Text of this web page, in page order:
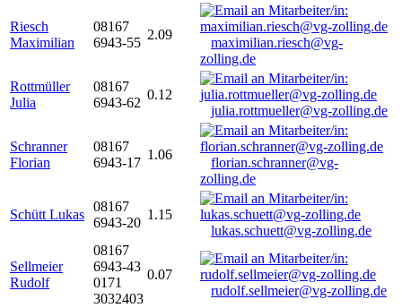
Riesch
Maximilian
08167
6943-55
2.09
maximilian.riesch@vg-
zolling.de
Rottmüller
Julia
08167
6943-62
0.12
julia.rottmueller@vg-zolling.de
Schranner
Florian
08167
6943-17
1.06
florian.schranner@vg-
zolling.de
Schütt Lukas
08167
6943-20
1.15
lukas.schuett@vg-zolling.de
Sellmeier
Rudolf
08167
6943-43
0171
3032403
0.07
rudolf.sellmeier@vg-zolling.de